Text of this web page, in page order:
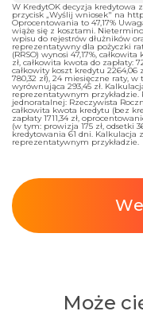
W KredytOK decyzja
przycisk „Wyślij wniosek" na
Oprocentowania to 47,17%
wiąże się z kosztami.
wpisu do rejestrów dłużników
reprezentatywny dla pożyczki
(RRSO) wynosi 47,17%,
zł, całkowita kwota do zapłaty:
całkowity koszt kredytu 2264,06
780,32 zł), 24 miesięczne raty,
wyrównująca 293,45 zł.
reprezentatywnym przykładzie.
jednoratalnej: Rzeczywista
całkowita kwota kredytu (bez
zapłaty 1711,34 zł,
(w tym: prowizja 175 zł, odsetki
kredytowania 61 dni. Kalkulacja
reprezentatywnym przykładzie.
Może